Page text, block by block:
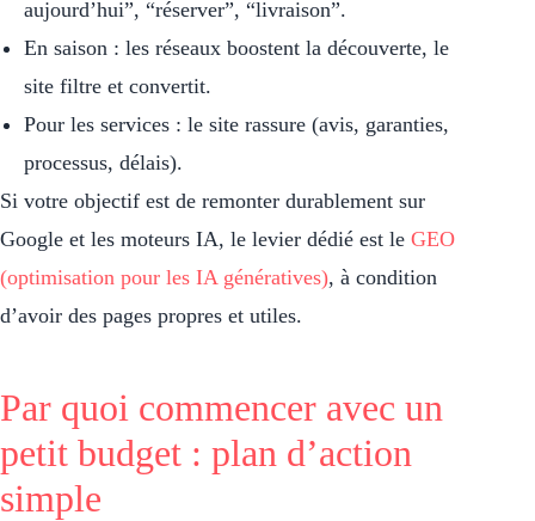
aujourd’hui”, “réserver”, “livraison”.
En saison : les réseaux boostent la découverte, le
site filtre et convertit.
Pour les services : le site rassure (avis, garanties,
processus, délais).
Si votre objectif est de remonter durablement sur
Google et les moteurs IA, le levier dédié est le GEO
(optimisation pour les IA génératives), à condition
d’avoir des pages propres et utiles.
Par quoi commencer avec un
petit budget : plan d’action
simple